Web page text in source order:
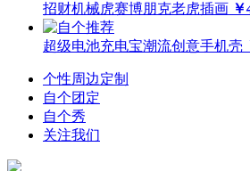
招财机械虎赛博朋克老虎插画 ￥
超级电池充电宝潮流创意手机壳
个性周边定制
自个团定
自个秀
关注我们